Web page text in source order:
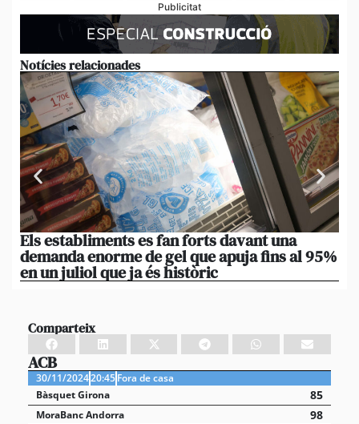
Publicitat
Notícies relacionades
Els establiments es fan forts davant una
demanda enorme de gel que apuja fins al 95%
en un juliol que ja és històric
Comparteix
ACB
30/11/202420:45Fora de casa
Bàsquet Girona
85
MoraBanc Andorra 98